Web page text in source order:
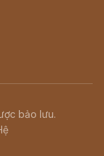
bảo lưu.